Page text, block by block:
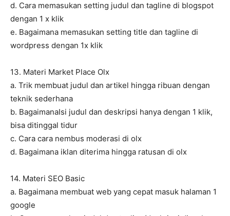
d. Cara memasukan setting judul dan tagline di blogspot
dengan 1 x klik
e. Bagaimana memasukan setting title dan tagline di
wordpress dengan 1x klik
13. Materi Market Place Olx
a. Trik membuat judul dan artikel hingga ribuan dengan
teknik sederhana
b. BagaimanaIsi judul dan deskripsi hanya dengan 1 klik,
bisa ditinggal tidur
c. Cara cara nembus moderasi di olx
d. Bagaimana iklan diterima hingga ratusan di olx
14. Materi SEO Basic
a. Bagaimana membuat web yang cepat masuk halaman 1
google